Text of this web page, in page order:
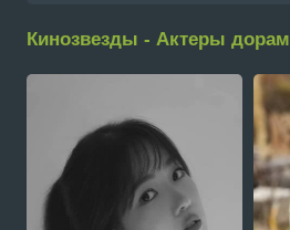
Кинозвезды - Актеры дорам